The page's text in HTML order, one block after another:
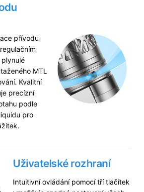
přívodu
MTL
Kvalitní
precízní
podle
pro
Uživatelské rozhraní
Intuitivní ovládání pomocí tří tlačítek